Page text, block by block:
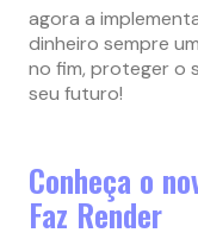
agora a
dinheiro sempre
no fim, proteger o
seu futuro!
Conheça o
Faz Render